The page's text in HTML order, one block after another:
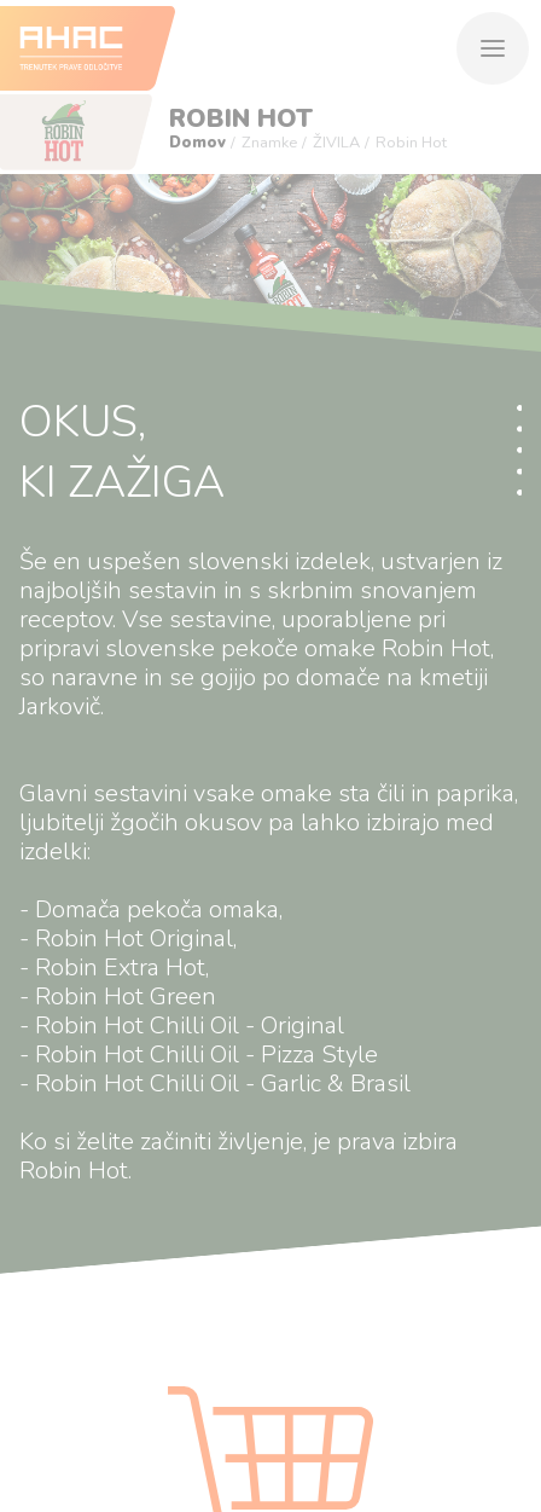
ROBIN HOT
Domov Znamke ŽIVILA Robin Hot
OKUS,
KI ZAŽIGA
Še en uspešen slovenski izdelek, ustvarjen iz
najboljših sestavin in s skrbnim snovanjem
receptov. Vse sestavine, uporabljene pri
pripravi slovenske pekoče omake Robin Hot,
so naravne in se gojijo po domače na kmetiji
Jarkovič.
Glavni sestavini vsake omake sta čili in paprika,
ljubitelji žgočih okusov pa lahko izbirajo med
izdelki:
- Domača pekoča omaka,
- Robin Hot Original,
- Robin Extra Hot,
- Robin Hot Green
- Robin Hot Chilli Oil - Original
- Robin Hot Chilli Oil - Pizza Style
- Robin Hot Chilli Oil - Garlic & Brasil
Ko si želite začiniti življenje, je prava izbira
Robin Hot.